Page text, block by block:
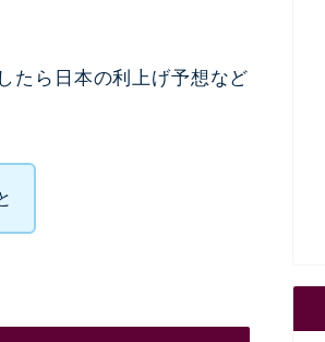
たら日本の利上げ予想など